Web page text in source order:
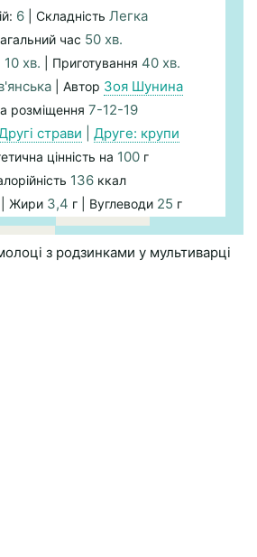
6 | Складність Легка
час 50 хв.
10 хв. | Приготування 40 хв.
| Автор Зоя Шунина
розміщення 7-12-19
страви Друге: крупи
цінність на 100 г
136 ккал
| Жири 3,4 г | Вуглеводи 25 г